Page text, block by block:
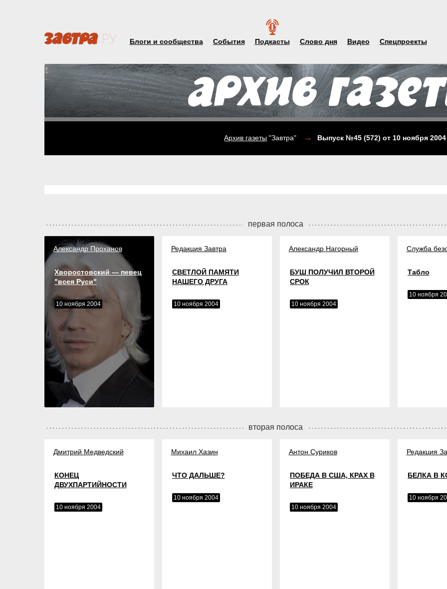
Блоги и сообщества События Подкасты Слово дня Видео Спецпроекты
Архив газеты "Завтра" → Выпуск №45 (572)от 10 ноября 2004
первая полоса
Александр Проханов
Хворостовский — певец
"всея Руси"
10 ноября 2004
Редакция Завтра
СВЕТЛОЙ ПАМЯТИ
НАШЕГО ДРУГА
10 ноября 2004
Александр Нагорный
БУШ ПОЛУЧИЛ ВТОРОЙ
СРОК
10 ноября 2004
Служба
Табло
10 ноября
вторая полоса
Дмитрий Медведский
КОНЕЦ
ДВУХПАРТИЙНОСТИ
10 ноября 2004
Михаил Хазин
ЧТО ДАЛЬШЕ?
10 ноября 2004
Антон Суриков
ПОБЕДА В США, КРАХ В
ИРАКЕ
10 ноября 2004
Редакция
БЕЛКА В
10 ноября